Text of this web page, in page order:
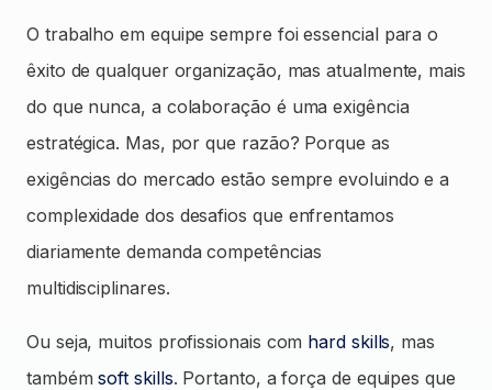
O trabalho em equipe sempre foi essencial para o
êxito de qualquer organização, mas atualmente, mais
do que nunca, a colaboração é uma exigência
estratégica. Mas, por que razão? Porque as
exigências do mercado estão sempre evoluindo e a
complexidade dos desafios que enfrentamos
diariamente demanda competências
multidisciplinares.
Ou seja, muitos profissionais com hard skills, mas
tambémsoft skills. Portanto, a força de equipes que